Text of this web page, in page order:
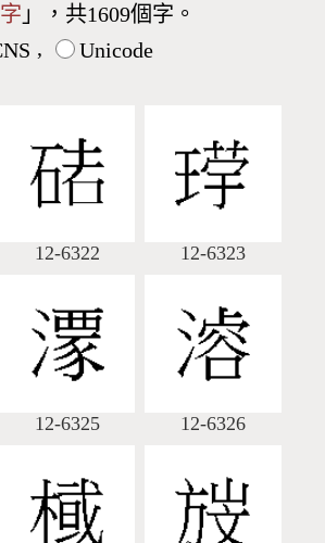
拼音查詢
」，共1609個字。
, Unicode
12-6322 12-6323
12-6325 12-6326